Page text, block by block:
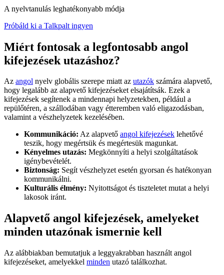
A nyelvtanulás leghatékonyabb módja
Próbáld ki a Talkpalt ingyen
Miért fontosak a legfontosabb angol
kifejezések utazáshoz?
Az angol nyelv globális szerepe miatt az utazók számára alapvető,
hogy legalább az alapvető kifejezéseket elsajátítsák. Ezek a
kifejezések segítenek a mindennapi helyzetekben, például a
repülőtéren, a szállodában vagy étteremben való eligazodásban,
valamint a vészhelyzetek kezelésében.
Kommunikáció: Az alapvető angol kifejezések lehetővé
teszik, hogy megértsük és megértesük magunkat.
Kényelmes utazás: Megkönnyíti a helyi szolgáltatások
igénybevételét.
Biztonság: Segít vészhelyzet esetén gyorsan és hatékonyan
kommunikálni.
Kulturális élmény: Nyitottságot és tiszteletet mutat a helyi
lakosok iránt.
Alapvető angol kifejezések, amelyeket
minden utazónak ismernie kell
Az alábbiakban bemutatjuk a leggyakrabban használt angol
kifejezéseket, amelyekkel minden utazó találkozhat.